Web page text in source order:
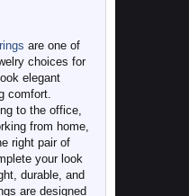
are one of
choices for
elegant
comfort.
to the office,
from home,
right pair of
your look
durable, and
are designed